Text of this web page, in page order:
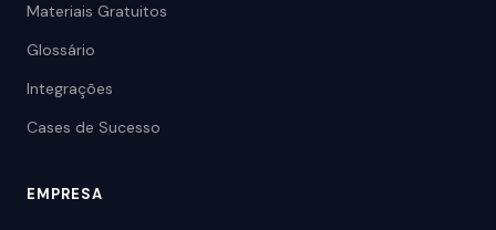
Materiais Gratuitos
Glossário
Integrações
Cases de Sucesso
EMPRESA